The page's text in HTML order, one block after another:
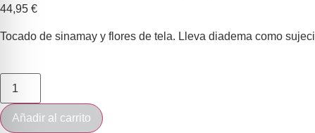
44,95 €
Tocado de sinamay y flores de tela. Lleva diadema como
Añadir al carrito